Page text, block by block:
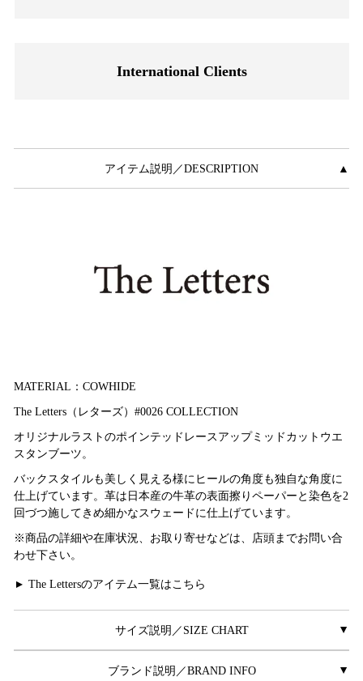
International Clients
アイテム説明／DESCRIPTION ▲
MATERIAL：COWHIDE
The Letters（レターズ）#0026 COLLECTION
オリジナルラストのポインテッドレースアップミッドカットウエ
スタンブーツ。
バックスタイルも美しく見える様にヒールの角度も独自な角度に
仕上げています。革は日本産の牛革の表面擦りペーパーと染色を2
回づつ施してきめ細かなスウェードに仕上げています。
※商品の詳細や在庫状況、お取り寄せなどは、店頭までお問い合
わせ下さい。
▲ The Lettersのアイテム一覧はこちら
サイズ説明／SIZE CHART ▲
ブランド説明／BRAND INFO ▲